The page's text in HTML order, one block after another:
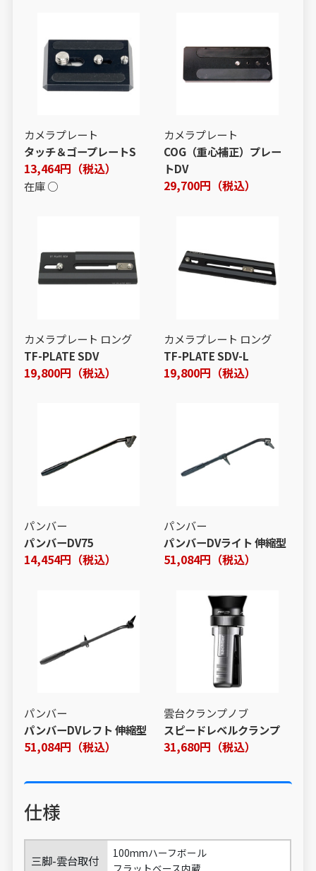
カメラプレート
タッチ＆ゴープレートS
13,464円（税込）
在庫 ○
カメラプレート
COG（重心補正）プレー
トDV
29,700円（税込）
カメラプレート ロング
TF-PLATE SDV
19,800円（税込）
カメラプレート ロング
TF-PLATE SDV-L
19,800円（税込）
パンバー
パンバーDV75
14,454円（税込）
パンバー
パンバーDVライト 伸縮型
51,084円（税込）
パンバー
パンバーDVレフト 伸縮型
51,084円（税込）
雲台クランプノブ
スピードレベルクランプ
31,680円（税込）
仕様
三脚-雲台取付
100mmハーフボール